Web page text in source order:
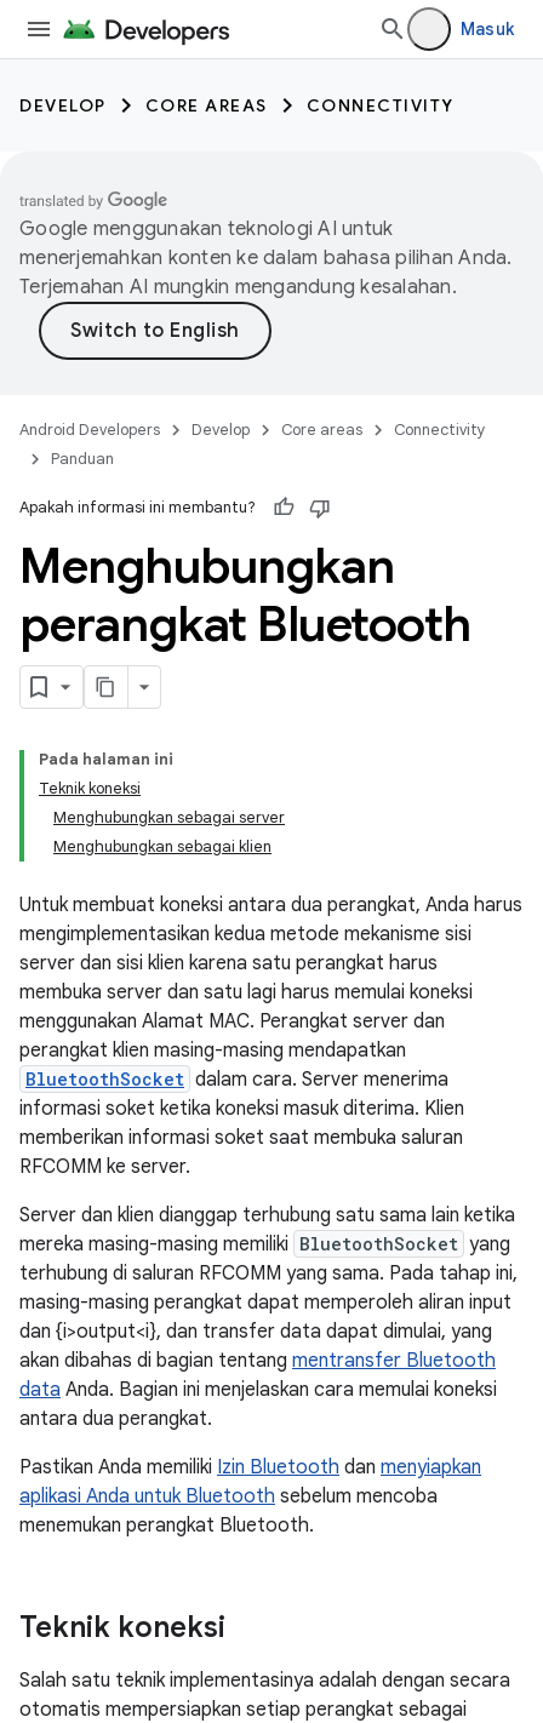
Masuk
DEVELOP CORE AREAS CONNECTIVITY
Google menggunakan teknologi AI untuk
menerjemahkan konten ke dalam bahasa pilihan Anda.
Terjemahan AI mungkin mengandung kesalahan.
Android Developers Develop Core areas
Connectivity
Panduan
Apakah informasi ini membantu?
Menghubungkan
perangkat Bluetooth
Pada halaman ini
Teknik koneksi
Menghubungkan sebagai server
Menghubungkan sebagai klien
Untuk membuat koneksi antara dua perangkat, Anda harus
mengimplementasikan kedua metode mekanisme sisi
server dan sisi klien karena satu perangkat harus
membuka server dan satu lagi harus memulai koneksi
menggunakan Alamat MAC. Perangkat server dan
perangkat klien masing-masing mendapatkan
BluetoothSocket dalam cara. Server menerima
informasi soket ketika koneksi masuk diterima. Klien
memberikan informasi soket saat membuka saluran
RFCOMM ke server.
Server dan klien dianggap terhubung satu sama lain ketika
mereka masing-masing memiliki BluetoothSocket yang
terhubung di saluran RFCOMM yang sama. Pada tahap ini,
masing-masing perangkat dapat memperoleh aliran input
dan {i>output<i}, dan transfer data dapat dimulai, yang
akan dibahas di bagian tentang mentransfer Bluetooth
data Anda. Bagian ini menjelaskan cara memulai koneksi
antara dua perangkat.
Pastikan Anda memiliki Izin Bluetooth dan menyiapkan
aplikasi Anda untuk Bluetooth sebelum mencoba
menemukan perangkat Bluetooth.
Teknik koneksi
Salah satu teknik implementasinya adalah dengan secara
otomatis mempersiapkan setiap perangkat sebagai